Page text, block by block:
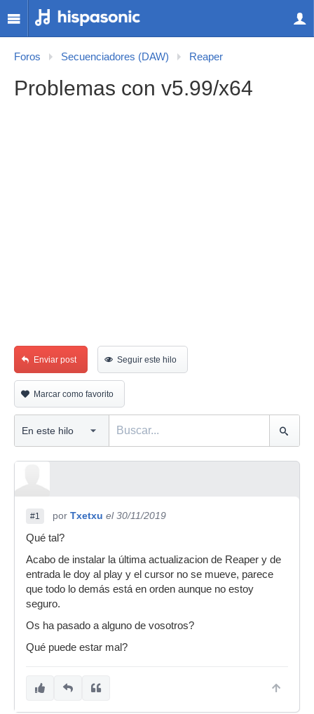
Foros Secuenciadores (DAW) Reaper
Problemas con v5.99/x64
Enviar post Seguir este hilo
Marcar como favorito
#1 por Txetxu el 30/11/2019
Qué tal?
Acabo de instalar la última actualizacion de Reaper y de
entrada le doy al play y el cursor no se mueve, parece
que todo lo demás está en orden aunque no estoy
seguro.
Os ha pasado a alguno de vosotros?
Qué puede estar mal?